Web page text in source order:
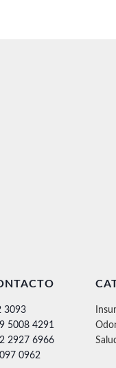
3093
5008 4291
2927 6966
0962